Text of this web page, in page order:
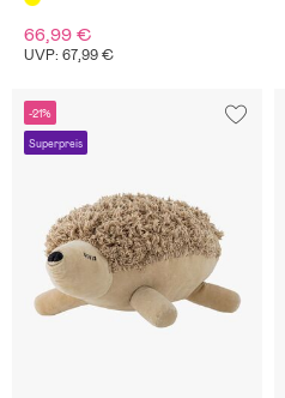
66,99 €
UVP: 67,99 €
-21%
Superpreis